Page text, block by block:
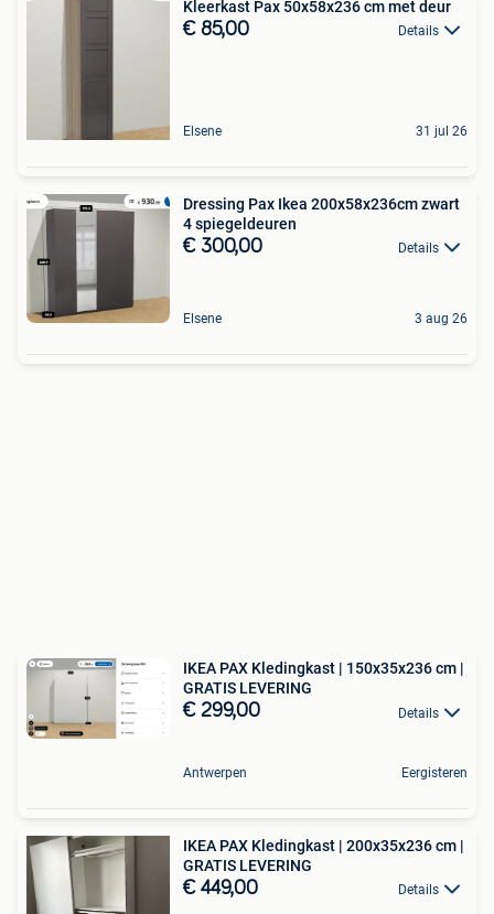
Kleerkast Pax 50x58x236 cm met deur
€ 85,00 Details
Elsene 31 jul 26
Dressing Pax Ikea 200x58x236cm zwart
4 spiegeldeuren
€ 300,00 Details
Elsene 3 aug 26
IKEA PAX Kledingkast | 150x35x236 cm |
GRATIS LEVERING
€ 299,00 Details
Antwerpen Eergisteren
IKEA PAX Kledingkast | 200x35x236 cm |
GRATIS LEVERING
€ 449,00 Details